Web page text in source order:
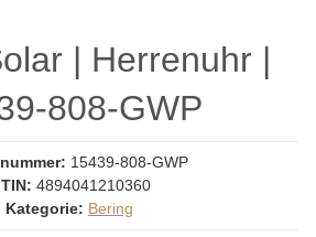
| Herrenuhr |
808-GWP
15439-808-GWP
4894041210360
Kategorie: Bering